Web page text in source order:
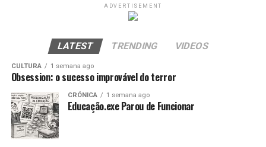
ADVERTISEMENT
LATEST TRENDING VIDEOS
CULTURA 1 semana ago
Obsession: o sucesso improvável do terror
CRÓNICA 1 semana ago
Educação.exe Parou de Funcionar